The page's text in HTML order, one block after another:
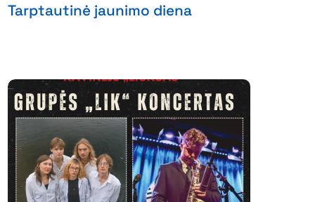
Tarptautinė jaunimo diena